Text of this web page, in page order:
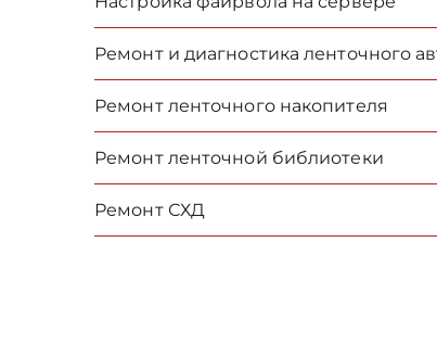
Ремонт и диагностика ленточного
Ремонт ленточного накопителя
Ремонт ленточной библиотеки
Ремонт СХД